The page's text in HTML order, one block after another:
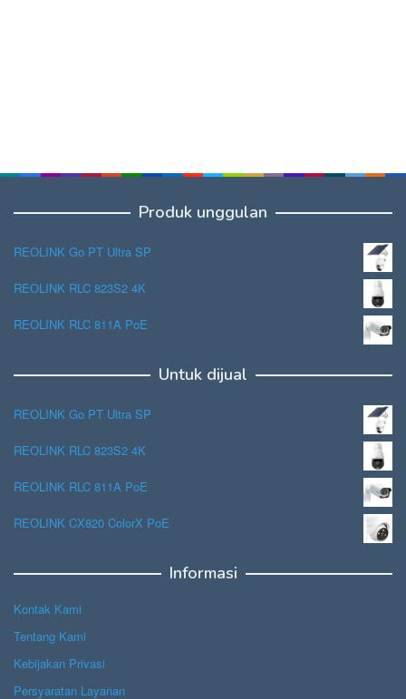
Produk unggulan
REOLINK Go PT Ultra SP
REOLINK RLC 823S2 4K
REOLINK RLC 811A PoE
Untuk dijual
REOLINK Go PT Ultra SP
REOLINK RLC 823S2 4K
REOLINK RLC 811A PoE
REOLINK CX820 ColorX PoE
Informasi
Kontak Kami
Tentang Kami
Kebijakan Privasi
Persyaratan Layanan